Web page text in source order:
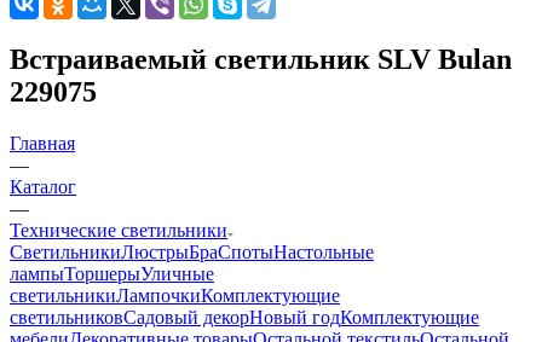
Встраиваемый светильник SLV Bulan
229075
Главная
—
Каталог
—
Технические светильники
СветильникиЛюстрыБраСпотыНастольные
лампыТоршерыУличные
светильникиЛампочкиКомплектующие
светильниковСадовый декорНовый годКомплектующие